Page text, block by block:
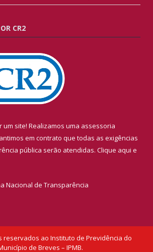
CR2
um site! Realizamos uma assessoria
em contrato que todas as exigências
pública serão atendidas. Clique aqui e
Nacional de Transparência
reservados ao Instituto de Previdência do
de Breves – IPMB.